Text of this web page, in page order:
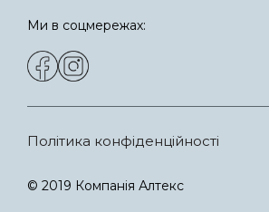
Ми в соцмережах:
© 2019 Компанія Алтекс
Політика конфіденційності